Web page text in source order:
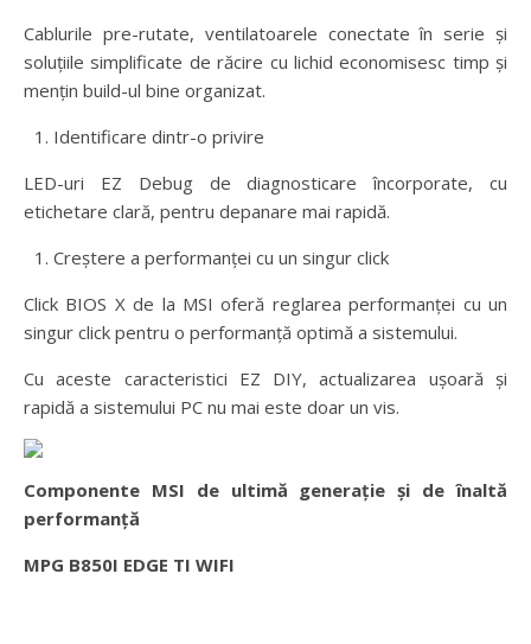
Cablurile pre-rutate, ventilatoarele conectate în serie și
soluțiile simplificate de răcire cu lichid economisesc timp și
mențin build-ul bine organizat.
Identificare dintr-o privire
LED-uri EZ Debug de diagnosticare încorporate, cu
etichetare clară, pentru depanare mai rapidă.
Creștere a performanței cu un singur click
Click BIOS X de la MSI oferă reglarea performanței cu un
singur click pentru o performanță optimă a sistemului.
Cu aceste caracteristici EZ DIY, actualizarea ușoară și
rapidă a sistemului PC nu mai este doar un vis.
Componente MSI de ultimă generație și de înaltă
performanță
MPG B850I EDGE TI WIFI